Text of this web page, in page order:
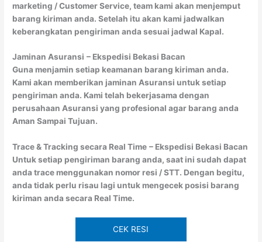
marketing / Customer Service, team kami akan menjemput
barang kiriman anda. Setelah itu akan kami jadwalkan
keberangkatan pengiriman anda sesuai jadwal Kapal.
Jaminan Asuransi – Ekspedisi Bekasi Bacan
Guna menjamin setiap keamanan barang kiriman anda.
Kami akan memberikan jaminan Asuransi untuk setiap
pengiriman anda. Kami telah bekerjasama dengan
perusahaan Asuransi yang profesional agar barang anda
Aman Sampai Tujuan.
Trace & Tracking secara Real Time – Ekspedisi Bekasi Bacan
Untuk setiap pengiriman barang anda, saat ini sudah dapat
anda trace menggunakan nomor resi / STT. Dengan begitu,
anda tidak perlu risau lagi untuk mengecek posisi barang
kiriman anda secara Real Time.
CEK RESI